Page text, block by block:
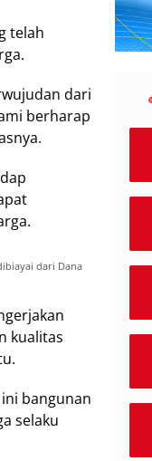
telah
dari
berharap
dari Dana
kualitas
bangunan
selaku